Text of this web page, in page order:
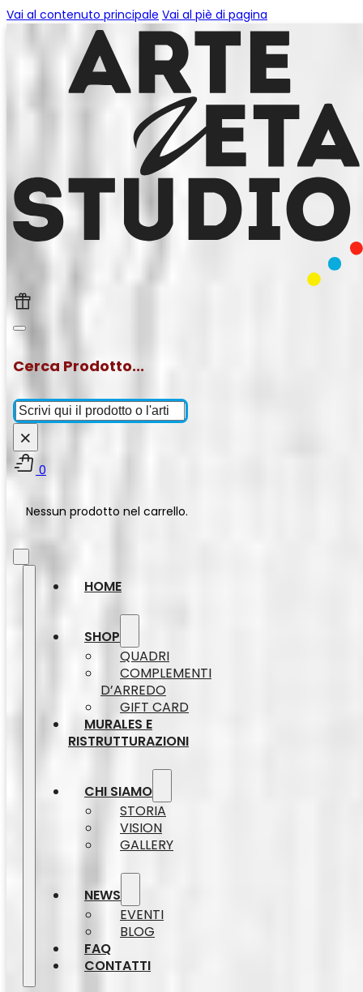
Vai al contenuto principale Vai al piè di pagina
Cerca Prodotto...
Cerca
×
0
Nessun prodotto nel carrello.
HOME
SHOP
QUADRI
COMPLEMENTI
D’ARREDO
GIFT CARD
MURALES E
RISTRUTTURAZIONI
CHI SIAMO
STORIA
VISION
GALLERY
NEWS
EVENTI
BLOG
FAQ
CONTATTI